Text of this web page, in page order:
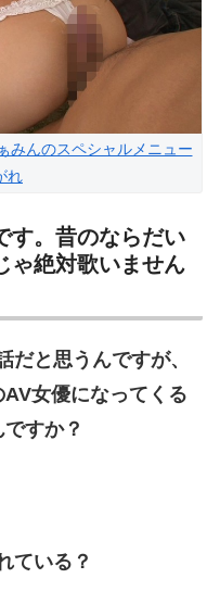
みんのスペシャルメニュー
れ
す。昔のならだい
ゃ絶対歌いません
と思うんですが、
女優になってくる
すか？
ている？